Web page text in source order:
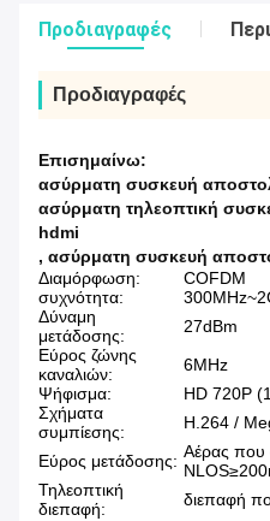
Προδιαγραφές
Προδιαγραφές
Επισημαίνω:
ασύρματη συσκευή
ασύρματη τηλεοπτική
hdmi
, ασύρματη συσκευή
Διαμόρφωση:
COFDM
συχνότητα:
Δύναμη
μετάδοσης:
27dBm
Εύρος ζώνης
καναλιών:
6MHz
Ψήφισμα:
HD 720P
Σχήματα
συμπίεσης:
H.264 /
Εύρος μετάδοσης: Αέρας που
Τηλεοπτική
διεπαφή:
διεπαφή